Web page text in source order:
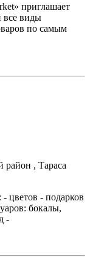
приглашает
все виды
по самым
район , Тараса
цветов - подарков
бокалы,
-